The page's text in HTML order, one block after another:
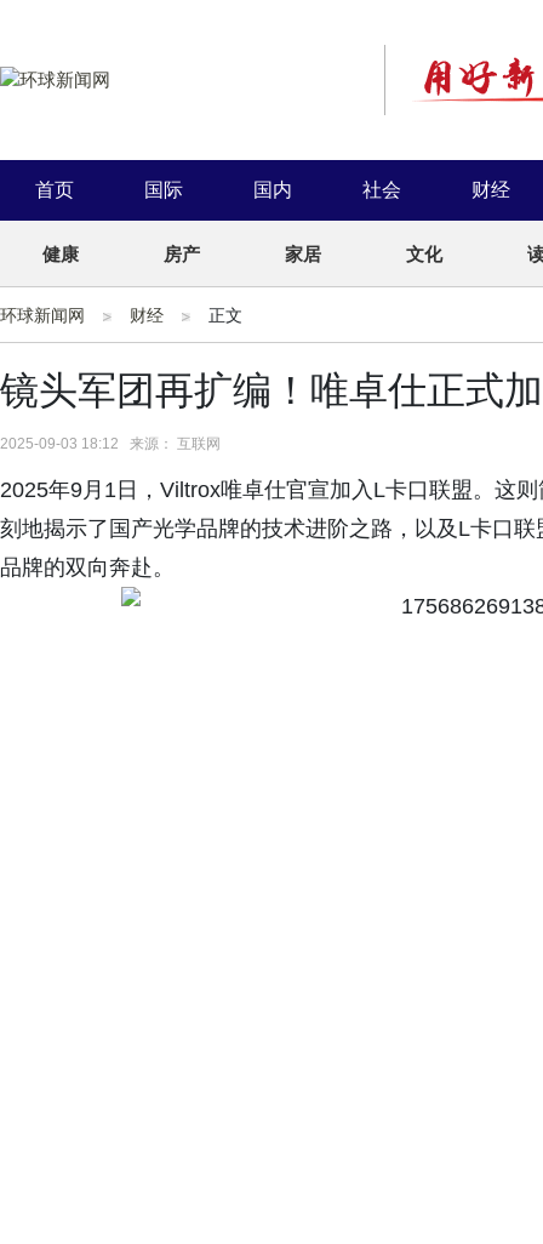
首页 国际 国内 社会 财经
健康 房产 家居 文化
环球新闻网 财经 正文
镜头军团再扩编！唯卓仕正式
2025-09-03 18:12 来源： 互联网
2025年9月1日，Viltrox唯卓仕官宣加入L卡口联盟。这
刻地揭示了国产光学品牌的技术进阶之路，以及L卡口
品牌的双向奔赴。